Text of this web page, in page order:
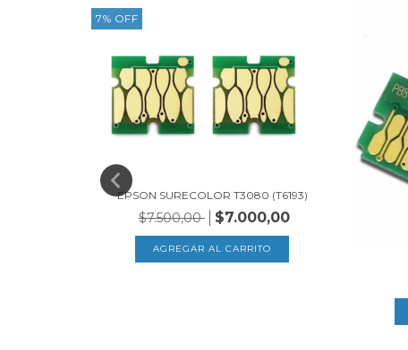
7% OFF
EPSON SURECOLOR T3080 (T6193)
$7.500,00 $7.000,00